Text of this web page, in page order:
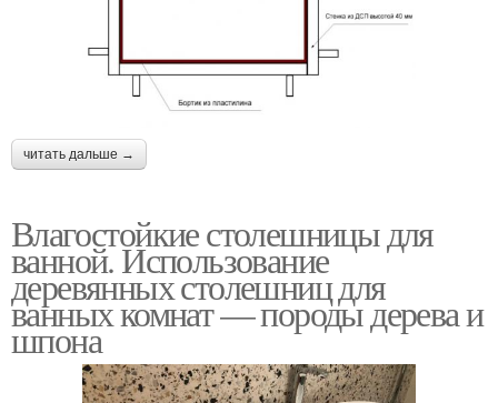
читать дальше →
Влагостойкие столешницы для
ванной. Использование
деревянных столешниц для
ванных комнат — породы дерева и
шпона